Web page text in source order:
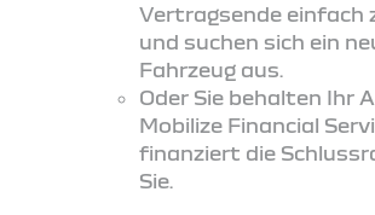
Vertragsende einfach
und suchen sich ein
Fahrzeug aus.
Oder Sie behalten Ihr
Mobilize Financial
finanziert die
Sie.